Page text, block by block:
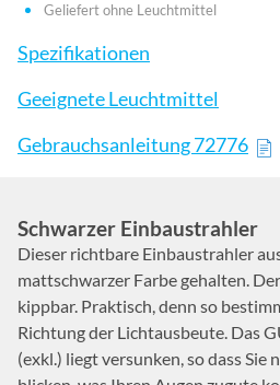
Geliefert ohne Leuchtmittel
Spezifikationen
Geeignete Leuchtmittel
Gebrauchsanleitung 72776
Schwarzer Einbaustrahler
Dieser richtbare Einbaustrahler
mattschwarzer Farbe gehalten.
kippbar. Praktisch, denn so
Richtung der Lichtausbeute. Das
(exkl.) liegt versunken, so dass